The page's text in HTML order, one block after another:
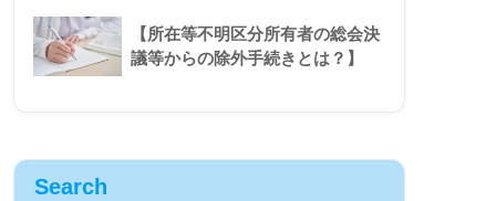
【所在等不明区分所有者の総会決
議等からの除外手続きとは？】
Search